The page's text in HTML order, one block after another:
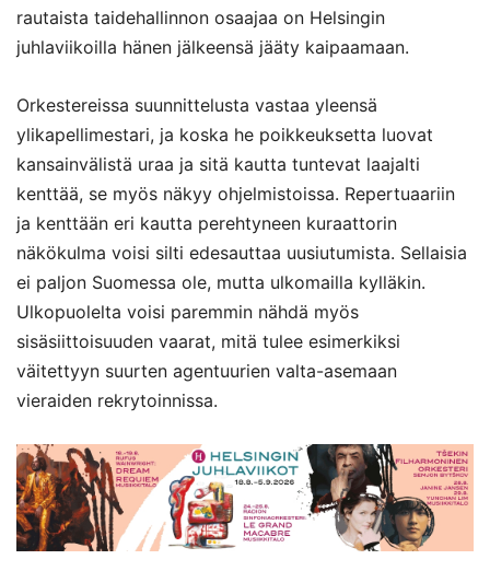
rautaista taidehallinnon osaajaa on Helsingin
juhlaviikoilla hänen jälkeensä jääty kaipaamaan.
Orkestereissa suunnittelusta vastaa yleensä
ylikapellimestari, ja koska he poikkeuksetta luovat
kansainvälistä uraa ja sitä kautta tuntevat laajalti
kenttää, se myös näkyy ohjelmistoissa. Repertuaariin
ja kenttään eri kautta perehtyneen kuraattorin
näkökulma voisi silti edesauttaa uusiutumista. Sellaisia
ei paljon Suomessa ole, mutta ulkomailla kylläkin.
Ulkopuolelta voisi paremmin nähdä myös
sisäsiittoisuuden vaarat, mitä tulee esimerkiksi
väitettyyn suurten agentuurien valta-asemaan
vieraiden rekrytoinnissa.